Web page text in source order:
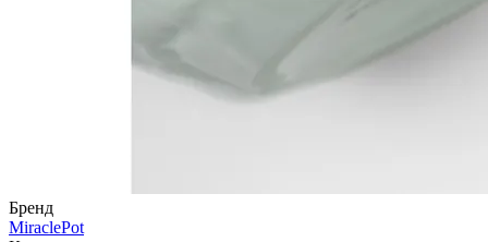
Бренд
MiraclePot